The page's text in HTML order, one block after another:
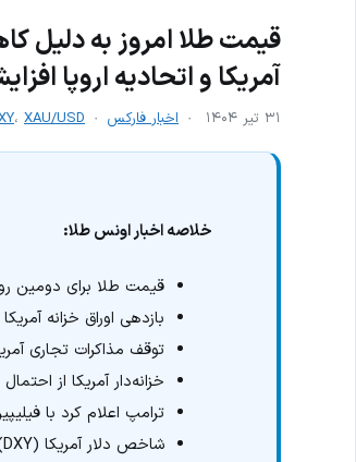
قیمت طلا امروز به دلیل
آمریکا و اتحادیه اروپا
۳۱ تیر ۱۴۰۴ اخبار فارکس ، XAU/USD
خلاصه اخبار اونس طلا:
قیمت طلا برای دومین روز متوالی بیش از ۰.۹
بازدهی اوراق خزانه
توقف مذاکرات تجاری
خزانه‌دار آمریکا از
ترامپ اعلام کرد با
شاخص دلار آمریکا (DXY) حدود ۰.۴۴ درصد افت کرد.